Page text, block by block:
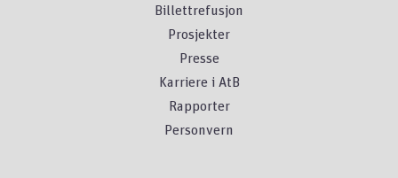
Billettrefusjon
Prosjekter
Presse
Karriere i AtB
Rapporter
Personvern